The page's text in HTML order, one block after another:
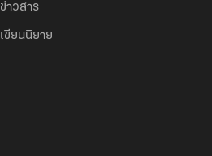
ข่าวสาร
เขียนนิยาย